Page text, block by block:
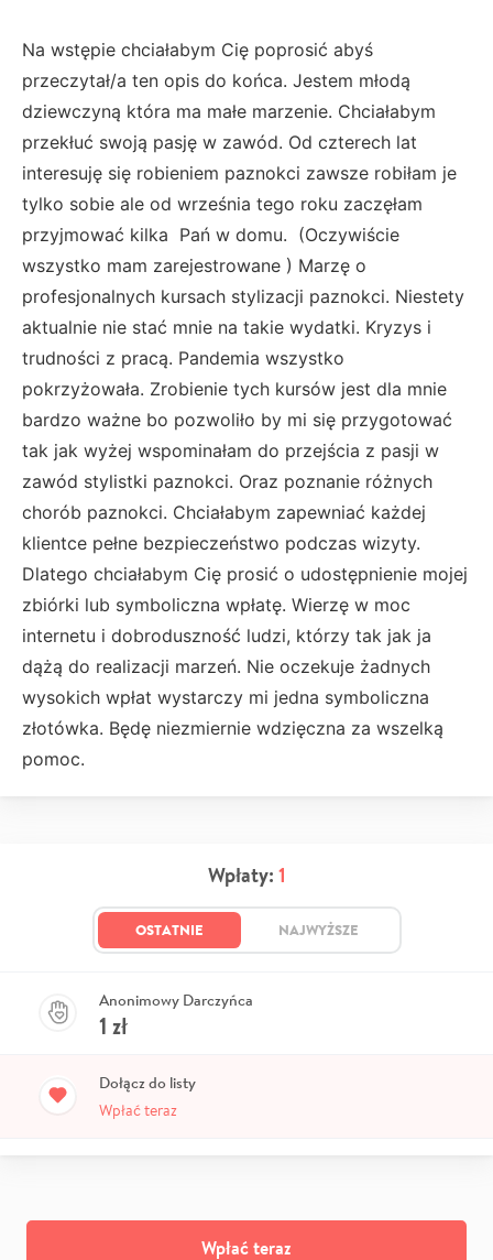
Na wstępie chciałabym Cię poprosić abyś
przeczytał/a ten opis do końca. Jestem młodą
dziewczyną która ma małe marzenie. Chciałabym
przekłuć swoją pasję w zawód. Od czterech lat
interesuję się robieniem paznokci zawsze robiłam je
tylko sobie ale od września tego roku zaczęłam
przyjmować kilka Pań w domu. (Oczywiście
wszystko mam zarejestrowane ) Marzę o
profesjonalnych kursach stylizacji paznokci. Niestety
aktualnie nie stać mnie na takie wydatki. Kryzys i
trudności z pracą. Pandemia wszystko
pokrzyżowała. Zrobienie tych kursów jest dla mnie
bardzo ważne bo pozwoliło by mi się przygotować
tak jak wyżej wspominałam do przejścia z pasji w
zawód stylistki paznokci. Oraz poznanie różnych
chorób paznokci. Chciałabym zapewniać każdej
klientce pełne bezpieczeństwo podczas wizyty.
Dlatego chciałabym Cię prosić o udostępnienie mojej
zbiórki lub symboliczna wpłatę. Wierzę w moc
internetu i dobroduszność ludzi, którzy tak jak ja
dążą do realizacji marzeń. Nie oczekuje żadnych
wysokich wpłat wystarczy mi jedna symboliczna
złotówka. Będę niezmiernie wdzięczna za wszelką
pomoc.
Wpłaty: 1
OSTATNIE NAJWYŻSZE
Anonimowy Darczyńca
1 zł
Dołącz do listy
Wpłać teraz
Wpłać teraz